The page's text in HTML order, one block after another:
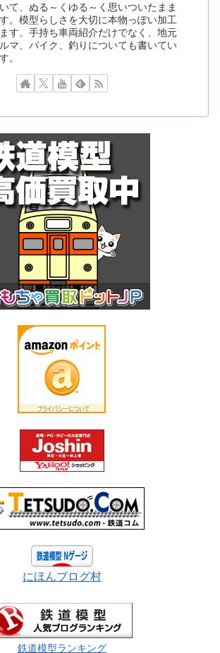
て、ぬる～くゆる～く思いついたまま
。模型らしさを大切に本物っぽい加工
す。手持ち車両紹介だけでなく、地元
マ、バイク、釣りについても書いてい
。
にほんブログ村
鉄道模型ランキング